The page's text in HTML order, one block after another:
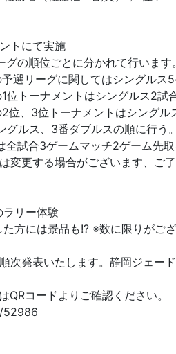
トにて実施
の順位ごとに分かれて行います。
選リーグに関してはシングルス
位トーナメントはシングルス2試
位、3位トーナメントはシングル
グルス、3番ダブルスの順に行
全試合3ゲームマッチ2ゲーム先
変更する場合がございます、ご了
リー体験
方には景品も!? ※数に限りがござ
次発表いたします。静岡ジェー
QRコードよりご確認ください。
52986